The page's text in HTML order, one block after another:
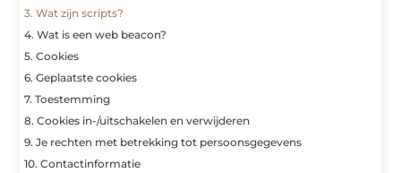
3. Wat zijn scripts?
4. Wat is een web beacon?
5. Cookies
6. Geplaatste cookies
7. Toestemming
8. Cookies in-/uitschakelen en verwijderen
9. Je rechten met betrekking tot persoonsgegevens
10. Contactinformatie